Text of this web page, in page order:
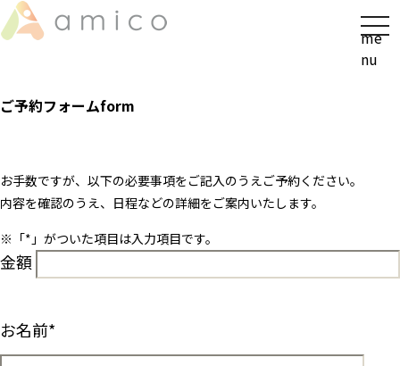
t
o
g
t
me
nu
ご予約フォームform
お手数ですが、以下の必要事項をご記入のうえご予約ください。
内容を確認のうえ、日程などの詳細をご案内いたします。
※「* 」がついた項目は入力項目です。
金額
お名前*